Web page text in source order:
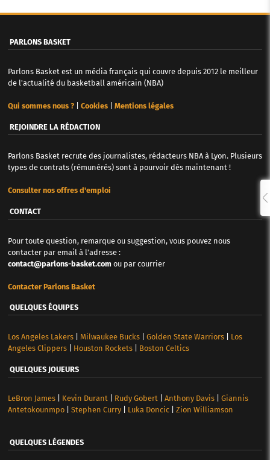
PARLONS BASKET
Parlons Basket est un média français qui couvre depuis 2012 le meilleur
de l'actualité du basketball américain (NBA)
Qui sommes nous ?| Cookies| Mentions légales
REJOINDRE LA RÉDACTION
Parlons Basket recrute des journalistes, rédacteurs NBA à Lyon. Plusieurs
types de contrats (rémunérés) sont à pourvoir dès maintenant !
Consulter nos offres d'emploi
CONTACT
Pour toute question, remarque ou suggestion, vous pouvez nous
contacter par email à l'adresse :
contact@parlons-basket.com ou par courrier
Contacter Parlons Basket
QUELQUES ÉQUIPES
Los Angeles Lakers| Milwaukee Bucks| Golden State Warriors| Los
Angeles Clippers| Houston Rockets| Boston Celtics
QUELQUES JOUEURS
LeBron James| Kevin Durant| Rudy Gobert| Anthony Davis| Giannis
Antetokounmpo| Stephen Curry| Luka Doncic| Zion Williamson
QUELQUES LÉGENDES